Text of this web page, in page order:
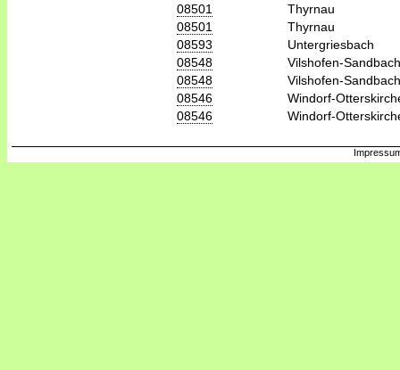
08501
Thyrnau
08501
Thyrnau
08593
Untergriesbach
08548
Vilshofen-Sandbach
08548
Vilshofen-Sandbach
08546
Windorf-
08546
Windorf-